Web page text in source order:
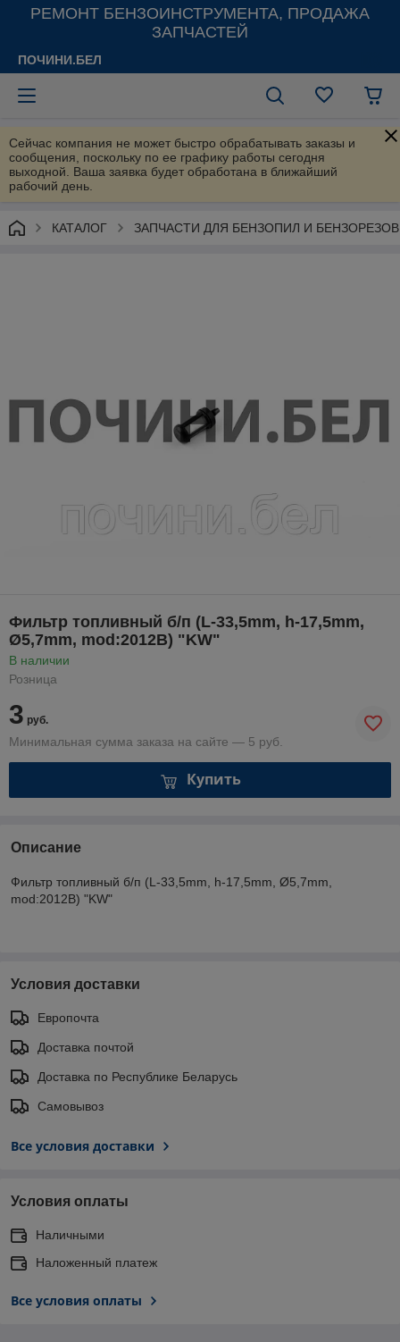
РЕМОНТ БЕНЗОИНСТРУМЕНТА, ПРОДАЖА
ЗАПЧАСТЕЙ
ПОЧИНИ.БЕЛ
Сейчас компания не может быстро обрабатывать заказы и
сообщения, поскольку по ее графику работы сегодня
выходной. Ваша заявка будет обработана в ближайший
рабочий день.
КАТАЛОГ ЗАПЧАСТИ ДЛЯ БЕНЗОПИЛ И БЕНЗОРЕЗОВ
Фильтр топливный б/п (L-33,5mm, h-17,5mm,
Ø5,7mm, mod:2012B) "KW"
В наличии
Розница
3 руб.
Минимальная сумма заказа на сайте — 5 руб.
Купить
Описание
Фильтр топливный б/п (L-33,5mm, h-17,5mm, Ø5,7mm,
mod:2012B) "KW"
Условия доставки
Европочта
Доставка почтой
Доставка по Республике Беларусь
Самовывоз
Все условия доставки
Условия оплаты
Наличными
Наложенный платеж
Все условия оплаты